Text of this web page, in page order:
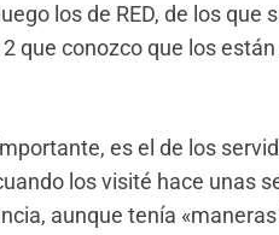
los de RED, de los que
que conozco que los
es el de los
los visité hace unas
aunque tenía